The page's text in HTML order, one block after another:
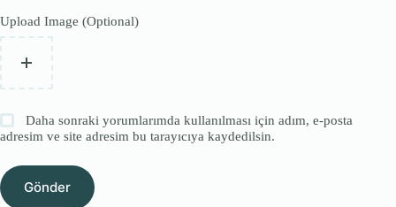
Upload Image (Optional)
Daha sonraki yorumlarımda kullanılması için adım, e-posta
adresim ve site adresim bu tarayıcıya kaydedilsin.
Gönder